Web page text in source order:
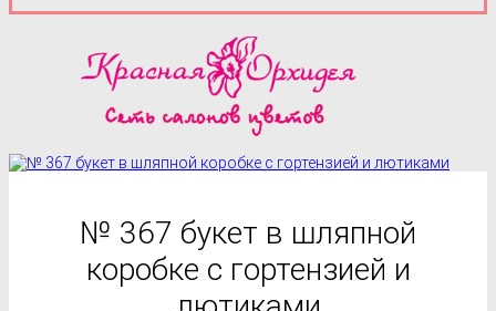
№ 367 букет в шляпной
коробке с гортензией и